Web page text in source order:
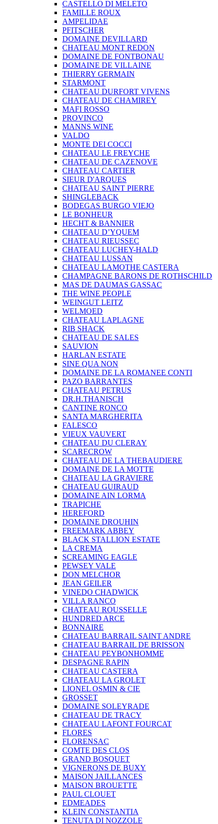
CASTELLO DI MELETO
FAMILLE ROUX
AMPELIDAE
PFITSCHER
DOMAINE DEVILLARD
CHATEAU MONT REDON
DOMAINE DE FONTBONAU
DOMAINE DE VILLAINE
THIERRY GERMAIN
STARMONT
CHATEAU DURFORT VIVENS
CHATEAU DE CHAMIREY
MAFI ROSSO
PROVINCO
MANNS WINE
VALDO
MONTE DEI COCCI
CHATEAU LE FREYCHE
CHATEAU DE CAZENOVE
CHATEAU CARTIER
SIEUR D'ARQUES
CHATEAU SAINT PIERRE
SHINGLEBACK
BODEGAS BURGO VIEJO
LE BONHEUR
HECHT & BANNIER
CHATEAU D’YQUEM
CHATEAU RIEUSSEC
CHATEAU LUCHEY-HALD
CHATEAU LUSSAN
CHATEAU LAMOTHE CASTERA
CHAMPAGNE BARONS DE ROTHSCHILD
MAS DE DAUMAS GASSAC
THE WINE PEOPLE
WEINGUT LEITZ
WELMOED
CHATEAU LAPLAGNE
RIB SHACK
CHATEAU DE SALES
SAUVION
HARLAN ESTATE
SINE QUA NON
DOMAINE DE LA ROMANEE CONTI
PAZO BARRANTES
CHATEAU PETRUS
DR.H.THANISCH
CANTINE RONCO
SANTA MARGHERITA
FALESCO
VIEUX VAUVERT
CHATEAU DU CLERAY
SCARECROW
CHATEAU DE LA THEBAUDIERE
DOMAINE DE LA MOTTE
CHATEAU LA GRAVIERE
CHATEAU GUIRAUD
DOMAINE AIN LORMA
TRAPICHE
HEREFORD
DOMAINE DROUHIN
FREEMARK ABBEY
BLACK STALLION ESTATE
LA CREMA
SCREAMING EAGLE
PEWSEY VALE
DON MELCHOR
JEAN GEILER
VINEDO CHADWICK
VILLA RANCO
CHATEAU ROUSSELLE
HUNDRED ARCE
BONNAIRE
CHATEAU BARRAIL SAINT ANDRE
CHATEAU BARRAIL DE BRISSON
CHATEAU PEYBONHOMME
DESPAGNE RAPIN
CHATEAU CASTERA
CHATEAU LA GROLET
LIONEL OSMIN & CIE
GROSSET
DOMAINE SOLEYRADE
CHATEAU DE TRACY
CHATEAU LAFONT FOURCAT
FLORES
FLORENSAC
COMTE DES CLOS
GRAND BOSQUET
VIGNERONS DE BUXY
MAISON JAILLANCES
MAISON BROUETTE
PAUL CLOUET
EDMEADES
KLEIN CONSTANTIA
TENUTA DI NOZZOLE